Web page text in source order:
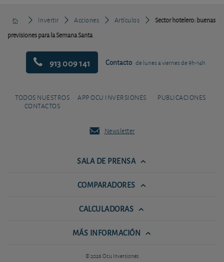
Invertir Acciones Artículos
Sector hotelero: buenas
previsiones para la Semana Santa
913 009 141 Contacto de lunes a viernes de 9h-14h
TODOS NUESTROS
CONTACTOS
APP OCU INVERSIONES PUBLICACIONES
Newsletter
SALA DE PRENSA
COMPARADORES
CALCULADORAS
MÁS INFORMACIÓN
© 2026 Ocu Inversiones